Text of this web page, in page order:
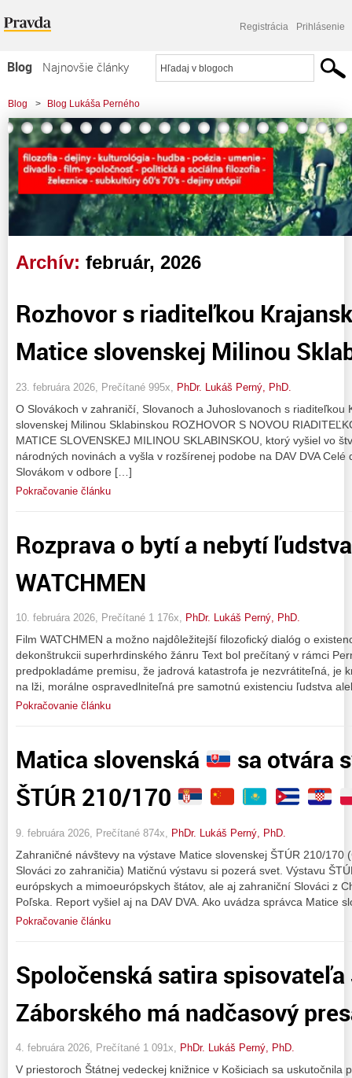
Registrácia Prihlásenie
Blog
Najnovšie články
Najčítanejšie články
Najkomentovanejšie články
Zoznam blogov
Komerčné blogy
Blog > Blog Lukáša Perného
Archív: február, 2026
Rozhovor s riaditeľkou
Matice slovenskej Milinou
23. februára 2026, Prečítané 995x, PhDr. Lukáš Perný, PhD.
O Slovákoch v zahraničí, Slovanoch a Juhoslovanoch s riaditeľkou
slovenskej Milinou Sklabinskou ROZHOVOR S NOVOU
MATICE SLOVENSKEJ MILINOU SKLABINSKOU, ktorý vyšiel vo
národných novinách a vyšla v rozšírenej podobe na DAV DVA
Slovákom v odbore […]
Pokračovanie článku
Rozprava o bytí a nebytí
WATCHMEN
10. februára 2026, Prečítané 1 176x, PhDr. Lukáš Perný, PhD.
Film WATCHMEN a možno najdôležitejší filozofický dialóg o
dekonštrukcii superhrdinského žánru Text bol prečítaný v rámci
predpokladáme premisu, že jadrová katastrofa je nezvrátiteľná, je
na lži, morálne ospravedlniteľná pre samotnú existenciu ľudstva
Pokračovanie článku
Matica slovenská
sa otvára
ŠTÚR 210/170
9. februára 2026, Prečítané 874x, PhDr. Lukáš Perný, PhD.
Zahraničné návštevy na výstave Matice slovenskej ŠTÚR 210/170
Slováci zo zahraničia) Matičnú výstavu si pozerá svet. Výstavu
európskych a mimoeurópskych štátov, ale aj zahraniční Slováci z
Poľska. Report vyšiel aj na DAV DVA. Ako uvádza správca Matice
Pokračovanie článku
Spoločenská satira spisovateľa
Záborského má nadčasový
4. februára 2026, Prečítané 1 091x, PhDr. Lukáš Perný, PhD.
V priestoroch Štátnej vedeckej knižnice v Košiciach sa uskutočnila